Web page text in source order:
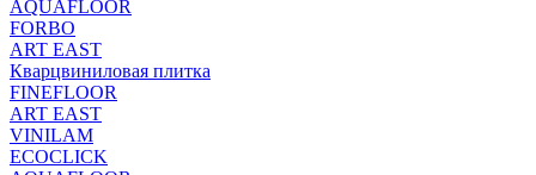
AQUAFLOOR
FORBO
ART EAST
Кварцвиниловая плитка
FINEFLOOR
ART EAST
VINILAM
ECOCLICK